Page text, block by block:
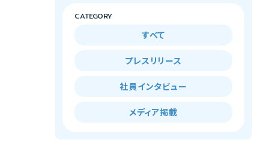
CATEGORY
すべて
プレスリリース
社員インタビュー
メディア掲載